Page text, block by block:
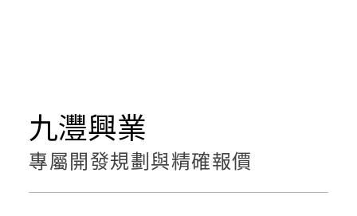
九灃興業
專屬開發規劃與精確報價